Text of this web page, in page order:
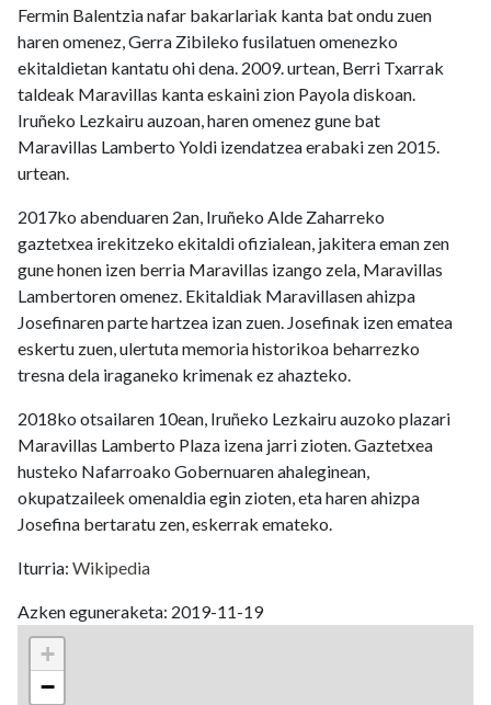
Fermin Balentzia nafar bakarlariak kanta bat ondu zuen
haren omenez, Gerra Zibileko fusilatuen omenezko
ekitaldietan kantatu ohi dena. 2009. urtean, Berri Txarrak
taldeak Maravillas kanta eskaini zion Payola diskoan.
Iruñeko Lezkairu auzoan, haren omenez gune bat
Maravillas Lamberto Yoldi izendatzea erabaki zen 2015.
urtean.
2017ko abenduaren 2an, Iruñeko Alde Zaharreko
gaztetxea irekitzeko ekitaldi ofizialean, jakitera eman zen
gune honen izen berria Maravillas izango zela, Maravillas
Lambertoren omenez. Ekitaldiak Maravillasen ahizpa
Josefinaren parte hartzea izan zuen. Josefinak izen ematea
eskertu zuen, ulertuta memoria historikoa beharrezko
tresna dela iraganeko krimenak ez ahazteko.
2018ko otsailaren 10ean, Iruñeko Lezkairu auzoko plazari
Maravillas Lamberto Plaza izena jarri zioten. Gaztetxea
husteko Nafarroako Gobernuaren ahaleginean,
okupatzaileek omenaldia egin zioten, eta haren ahizpa
Josefina bertaratu zen, eskerrak emateko.
Iturria: Wikipedia
Azken eguneraketa: 2019-11-19
+
−